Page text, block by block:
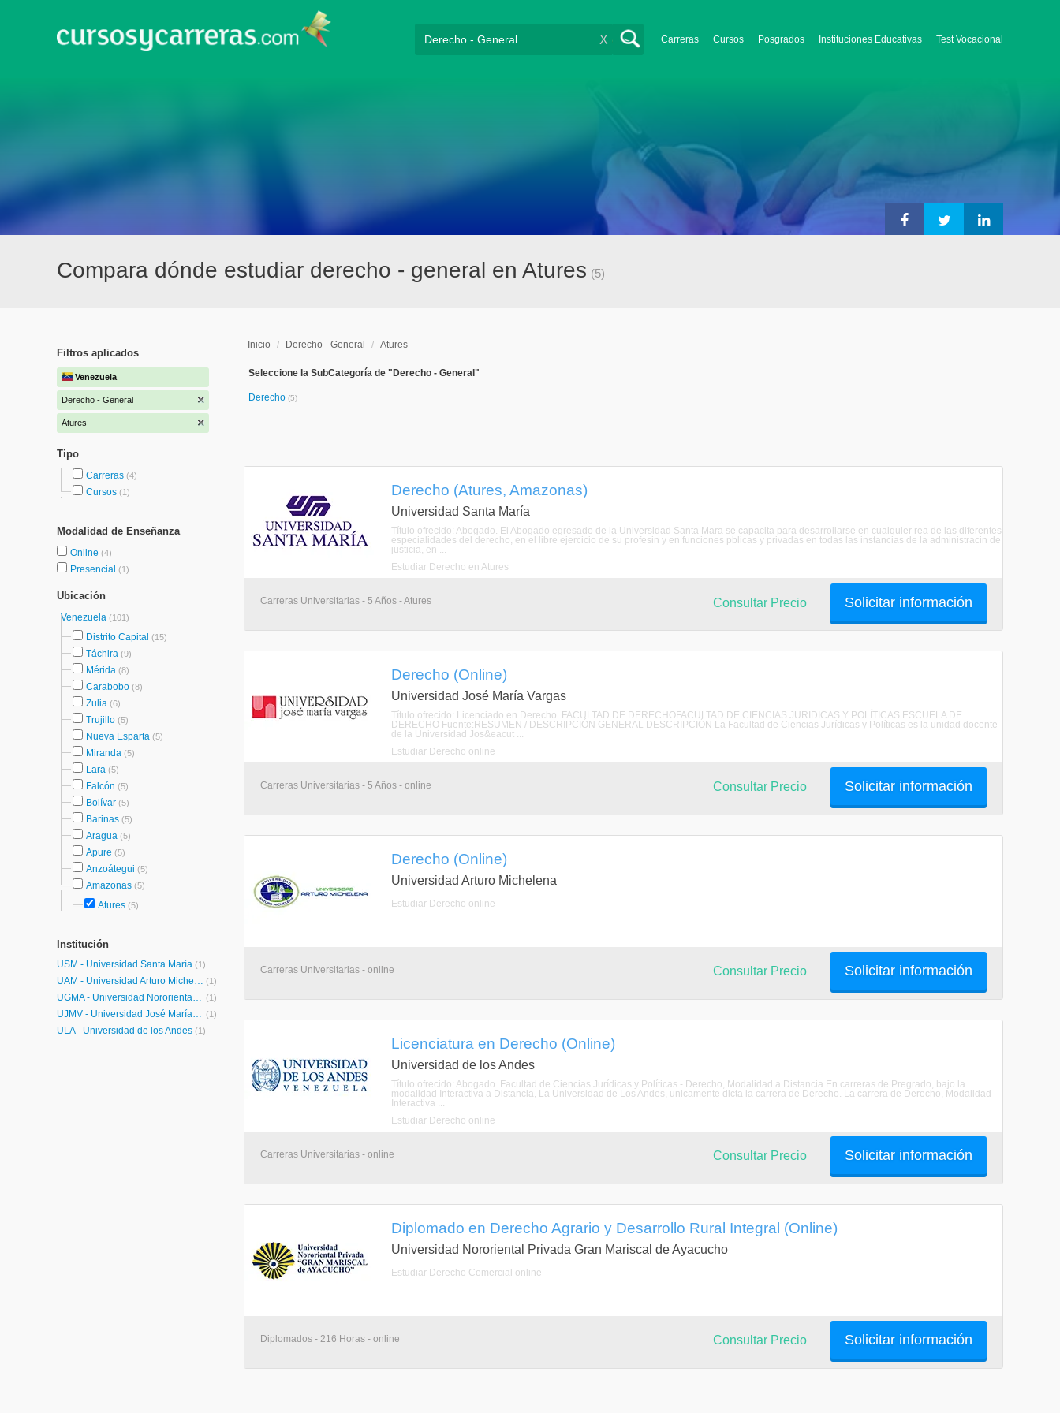
Carreras Cursos Posgrados Instituciones Educativas Test Vocacional
X
Compara dónde estudiar derecho - general en Atures (5)
Filtros aplicados
Venezuela
Derecho - General
Atures
Tipo
Carreras (4)
Cursos (1)
Modalidad de Enseñanza
Online (4)
Presencial (1)
Ubicación
Venezuela (101)
Distrito Capital (15)
Táchira (9)
Mérida (8)
Carabobo (8)
Zulia (6)
Trujillo (5)
Nueva Esparta (5)
Miranda (5)
Lara (5)
Falcón (5)
Bolívar (5)
Barinas (5)
Aragua (5)
Apure (5)
Anzoátegui (5)
Amazonas (5)
Atures (5)
Institución
USM - Universidad Santa María (1)
UAM - Universidad Arturo Michelena (1)
UGMA - Universidad Nororiental Privada Gran Mariscal de Ayacucho (1)
UJMV - Universidad José María Vargas (1)
ULA - Universidad de los Andes (1)
Inicio / Derecho - General / Atures
Seleccione la SubCategoría de "Derecho - General"
Derecho (5)
Derecho (Atures, Amazonas)
Universidad Santa María
Título ofrecido: Abogado. El Abogado egresado de la Universidad Santa Mara se capacita para desarrollarse en cualquier rea de las diferentes
especialidades del derecho, en el libre ejercicio de su profesin y en funciones pblicas y privadas en todas las instancias de la administracin de
justicia, en ...
Estudiar Derecho en Atures
Carreras Universitarias - 5 Años - Atures Solicitar información
Consultar Precio
Derecho (Online)
Universidad José María Vargas
Título ofrecido: Licenciado en Derecho. FACULTAD DE DERECHOFACULTAD DE CIENCIAS JURIDICAS Y POLÍTICAS ESCUELA DE
DERECHO Fuente:RESUMEN / DESCRIPCIÓN GENERAL DESCRIPCIÓN La Facultad de Ciencias Jurídicas y Políticas es la unidad docente
de la Universidad Jos&eacut ...
Estudiar Derecho online
Carreras Universitarias - 5 Años - online Solicitar información
Consultar Precio
Derecho (Online)
Universidad Arturo Michelena
Estudiar Derecho online
Carreras Universitarias - online Solicitar información
Consultar Precio
Licenciatura en Derecho (Online)
Universidad de los Andes
Título ofrecido: Abogado. Facultad de Ciencias Jurídicas y Políticas - Derecho, Modalidad a Distancia En carreras de Pregrado, bajo la
modalidad Interactiva a Distancia, La Universidad de Los Andes, unicamente dicta la carrera de Derecho. La carrera de Derecho, Modalidad
Interactiva ...
Estudiar Derecho online
Carreras Universitarias - online Solicitar información
Consultar Precio
Diplomado en Derecho Agrario y Desarrollo Rural Integral (Online)
Universidad Nororiental Privada Gran Mariscal de Ayacucho
Estudiar Derecho Comercial online
Diplomados - 216 Horas - online Solicitar información
Consultar Precio